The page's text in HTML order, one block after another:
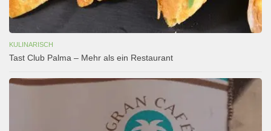
KULINARISCH
Tast Club Palma – Mehr als ein Restaurant